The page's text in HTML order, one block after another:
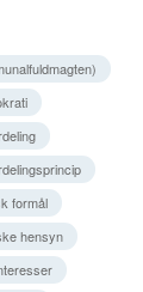
formål
hensyn